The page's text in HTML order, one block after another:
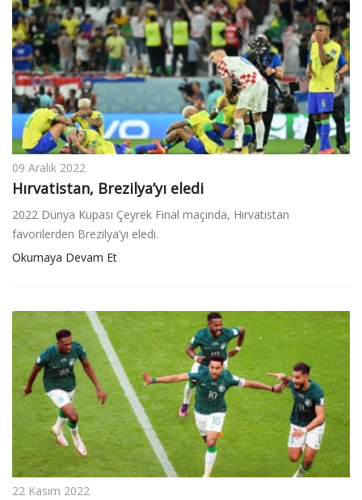
09 Aralık 2022
Hırvatistan, Brezilya’yı eledi
2022 Dünya Kupası Çeyrek Final maçında, Hırvatistan
favorilerden Brezilya’yı eledi.
Okumaya Devam Et
22 Kasım 2022